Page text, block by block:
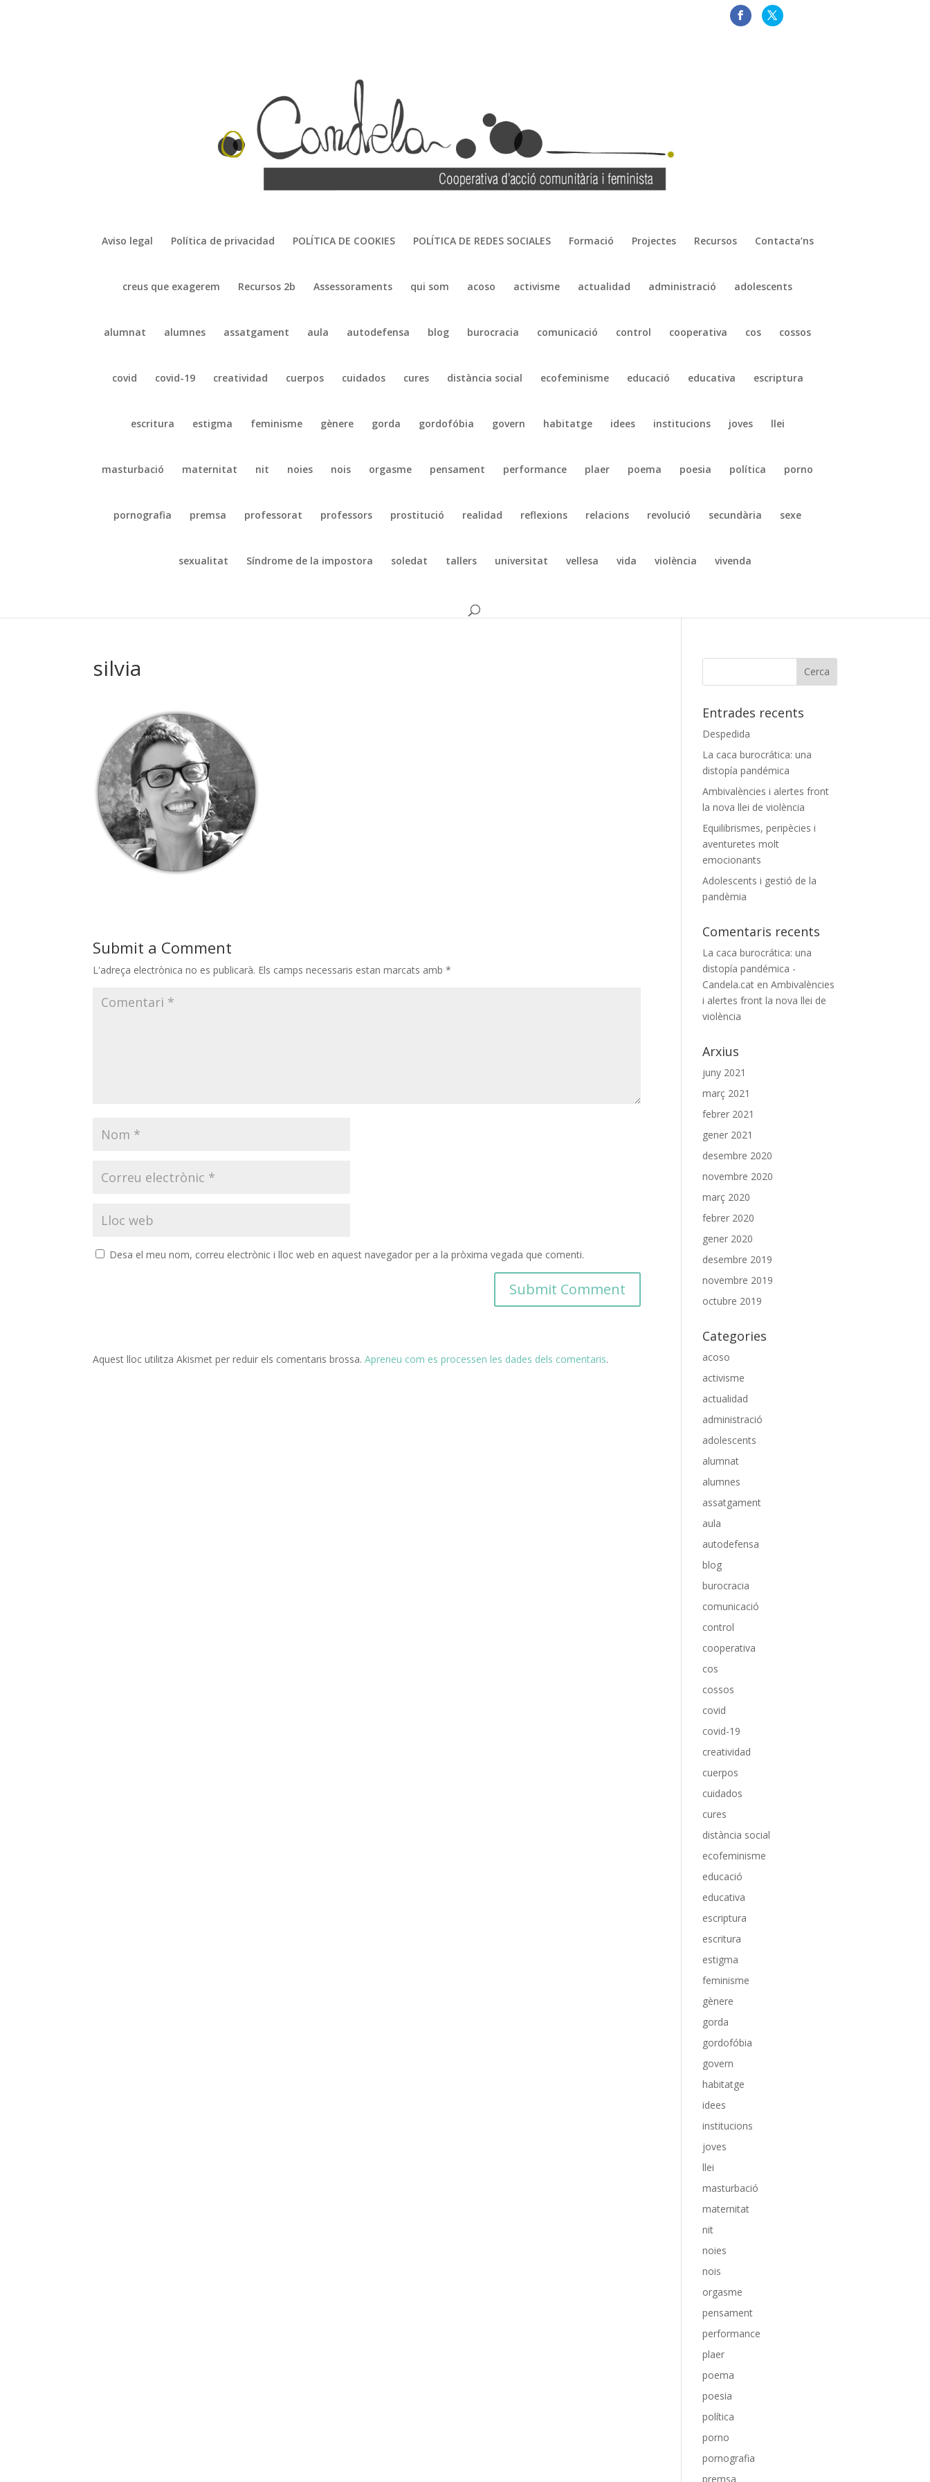
Aviso legal Política de privacidad POLÍTICA DE COOKIES POLÍTICA DE REDES SOCIALES Formació Projectes Recursos Contacta’ns
creus que exagerem Recursos 2b Assessoraments qui som acoso activisme actualidad administració adolescents
alumnat alumnes assatgament aula autodefensa blog burocracia comunicació control cooperativa cos cossos
covid covid-19 creatividad cuerpos cuidados cures distància social ecofeminisme educació educativa escriptura
escritura estigma feminisme gènere gorda gordofóbia govern habitatge idees institucions joves llei
masturbació maternitat nit noies nois orgasme pensament performance plaer poema poesia política porno
pornografia premsa professorat professors prostitució realidad reflexions relacions revolució secundària sexe
sexualitat Síndrome de la impostora soledat tallers universitat vellesa vida violència vivenda
silvia
Submit a Comment
L'adreça electrònica no es publicarà. Els camps necessaris estan marcats amb*
Desa el meu nom, correu electrònic i lloc web en aquest navegador per a la pròxima vegada que comenti.
Aquest lloc utilitza Akismet per reduir els comentaris brossa.Apreneu com es processen les dades dels comentaris.
Entrades recents
Despedida
La caca burocrática: una
distopía pandémica
Ambivalències i alertes front
la nova llei de violència
Equilibrismes, peripècies i
aventuretes molt
emocionants
Adolescents i gestió de la
pandèmia
Comentaris recents
La caca burocrática: una
distopía pandémica -
Candela.cat enAmbivalències
i alertes front la nova llei de
violència
Arxius
juny 2021
març 2021
febrer 2021
gener 2021
desembre 2020
novembre 2020
març 2020
febrer 2020
gener 2020
desembre 2019
novembre 2019
octubre 2019
Categories
acoso
activisme
actualidad
administració
adolescents
alumnat
alumnes
assatgament
aula
autodefensa
blog
burocracia
comunicació
control
cooperativa
cos
cossos
covid
covid-19
creatividad
cuerpos
cuidados
cures
distància social
ecofeminisme
educació
educativa
escriptura
escritura
estigma
feminisme
gènere
gorda
gordofóbia
govern
habitatge
idees
institucions
joves
llei
masturbació
maternitat
nit
noies
nois
orgasme
pensament
performance
plaer
poema
poesia
política
porno
pornografia
premsa